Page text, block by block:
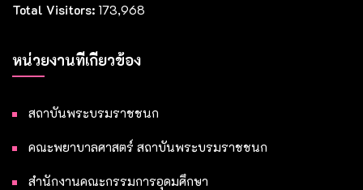
Total Visitors: 173,968
หน่วยงานที่เกี่ยวข้อง
สถาบันพระบรมราชชนก
คณะพยาบาลศาสตร์ สถาบันพระบรมราชชนก
สำนักงานคณะกรรมการอุดมศึกษา